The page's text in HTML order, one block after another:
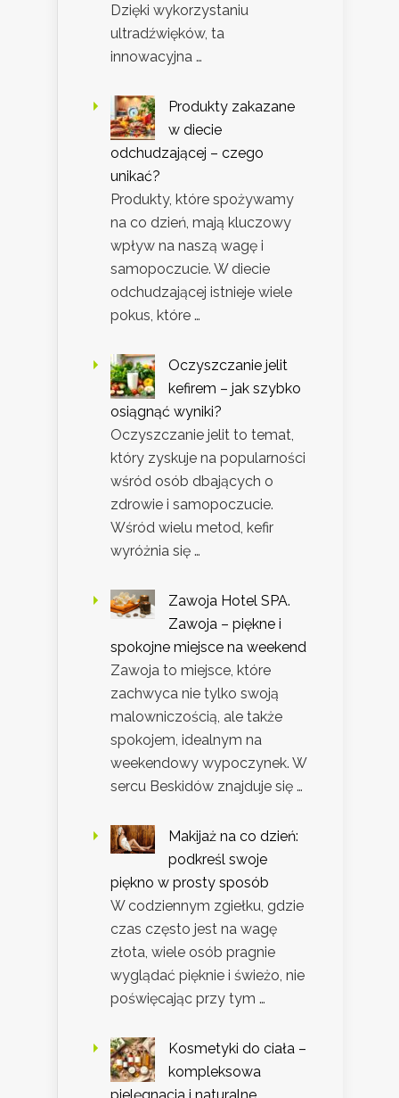
Dzięki wykorzystaniu
ultradźwięków, ta
innowacyjna …
Produkty zakazane
w diecie
odchudzającej – czego
unikać?
Produkty, które spożywamy
na co dzień, mają kluczowy
wpływ na naszą wagę i
samopoczucie. W diecie
odchudzającej istnieje wiele
pokus, które …
Oczyszczanie jelit
kefirem – jak szybko
osiągnąć wyniki?
Oczyszczanie jelit to temat,
który zyskuje na popularności
wśród osób dbających o
zdrowie i samopoczucie.
Wśród wielu metod, kefir
wyróżnia się …
Zawoja Hotel SPA.
Zawoja – piękne i
spokojne miejsce na weekend
Zawoja to miejsce, które
zachwyca nie tylko swoją
malowniczością, ale także
spokojem, idealnym na
weekendowy wypoczynek. W
sercu Beskidów znajduje się …
Makijaż na co dzień:
podkreśl swoje
piękno w prosty sposób
W codziennym zgiełku, gdzie
czas często jest na wagę
złota, wiele osób pragnie
wyglądać pięknie i świeżo, nie
poświęcając przy tym …
Kosmetyki do ciała –
kompleksowa